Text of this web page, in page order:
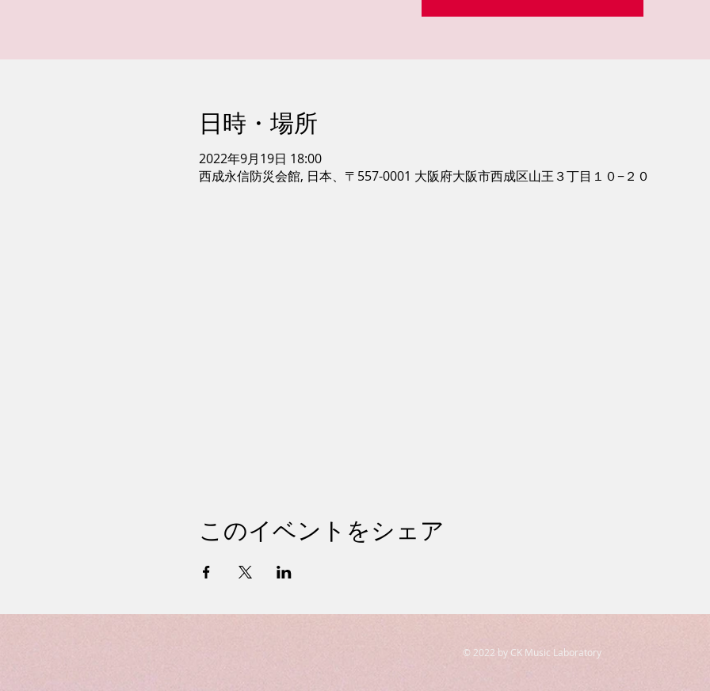
日時・場所
2022年9月19日 18:00
西成永信防災会館, 日本、〒557-0001 大阪府大阪市西成区山王３丁目１０−２０
このイベントをシェア
© 2022 by CK Music Laboratory